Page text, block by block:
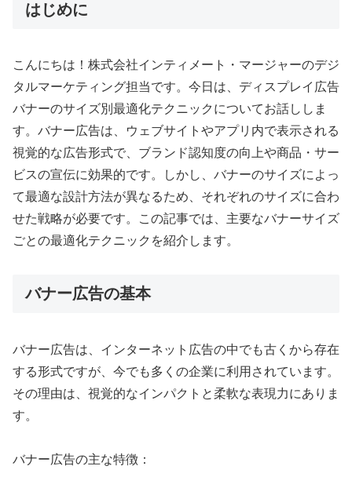
はじめに
こんにちは！株式会社インティメート・マージャーのデジ
タルマーケティング担当です。今日は、ディスプレイ広告
バナーのサイズ別最適化テクニックについてお話ししま
す。バナー広告は、ウェブサイトやアプリ内で表示される
視覚的な広告形式で、ブランド認知度の向上や商品・サー
ビスの宣伝に効果的です。しかし、バナーのサイズによっ
て最適な設計方法が異なるため、それぞれのサイズに合わ
せた戦略が必要です。この記事では、主要なバナーサイズ
ごとの最適化テクニックを紹介します。
バナー広告の基本
バナー広告は、インターネット広告の中でも古くから存在
する形式ですが、今でも多くの企業に利用されています。
その理由は、視覚的なインパクトと柔軟な表現力にありま
す。
バナー広告の主な特徴：